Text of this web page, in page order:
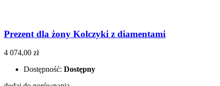
Prezent dla żony Kolczyki z diamentami
4 074,00 zł
Dostępność: Dostępny